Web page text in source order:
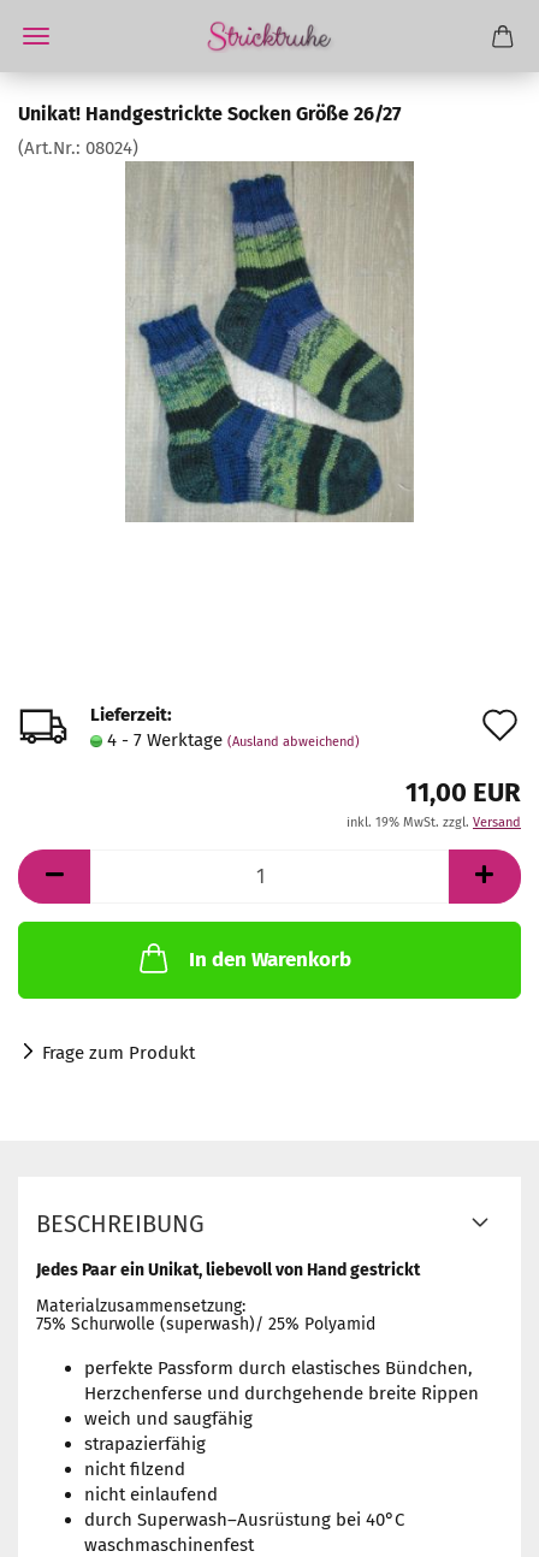
Unikat! Handgestrickte Socken Größe 26/27
(Art.Nr.: 08024)
Lieferzeit:
4 - 7 Werktage (Ausland abweichend)
11,00 EUR
inkl. 19% MwSt. zzgl. Versand
In den Warenkorb
Frage zum Produkt
BESCHREIBUNG
Jedes Paar ein Unikat, liebevoll von Hand gestrickt
Materialzusammensetzung:
75% Schurwolle (superwash)/ 25% Polyamid
perfekte Passform durch elastisches Bündchen,
Herzchenferse und durchgehende breite Rippen
weich und saugfähig
strapazierfähig
nicht filzend
nicht einlaufend
durch Superwash–Ausrüstung bei 40°C
waschmaschinenfest